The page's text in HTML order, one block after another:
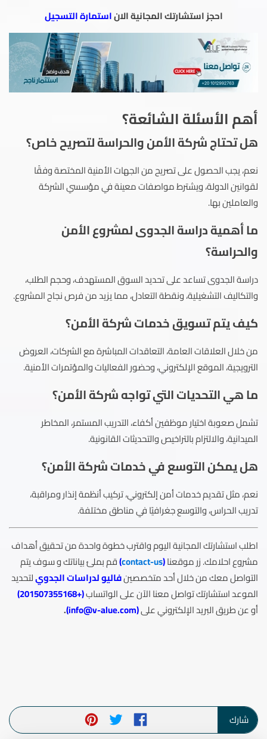
احجز استشارتك المجانية الاناستمارة التسجيل
أهم الأسئلة الشائعة؟
هل تحتاج شركة الأمن والحراسة لتصريح خاص؟
نعم، يجب الحصول على تصريح من الجهات الأمنية المختصة وفقًا
لقوانين الدولة، ويشترط مواصفات معينة في مؤسسي الشركة
والعاملين بها.
ما أهمية دراسة الجدوى لمشروع الأمن
والحراسة؟
دراسة الجدوى تساعد على تحديد السوق المستهدف، وحجم الطلب،
والتكاليف التشغيلية، ونقطة التعادل، مما يزيد من فرص نجاح المشروع.
كيف يتم تسويق خدمات شركة الأمن؟
من خلال العلاقات العامة، التعاقدات المباشرة مع الشركات، العروض
الترويجية، الموقع الإلكتروني، وحضور الفعاليات والمؤتمرات الأمنية.
ما هي التحديات التي تواجه شركة الأمن؟
تشمل صعوبة اختيار موظفين أكفاء، التدريب المستمر، المخاطر
الميدانية، والالتزام بالتراخيص والتحديثات القانونية.
هل يمكن التوسع في خدمات شركة الأمن؟
نعم، مثل تقديم خدمات أمن إلكتروني، تركيب أنظمة إنذار ومراقبة،
تدريب الحراس، والتوسع جغرافيًا في مناطق مختلفة.
اطلب استشارتك المجانية اليوم واقترب خطوة واحدة من تحقيق أهداف
مشروع احلامك. زر موقعنا(
contact-us
)قم بملئ بياناتك و سوف يتم
التواصل معك من خلال أحد متخصصينفاليو لدراسات الجدويلتحديد
الموعد استشارتك تواصل معنا الآن على الواتساب(
+201507355168
)
أو عن طريق البريد الإلكتروني على(
info@v-alue.com
)
.
شارك